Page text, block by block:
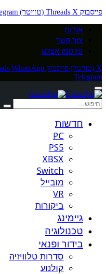
פייסבוק
Threads X (טוויטר)
אודות
צור קשר
פרסמו אצלנו
X (טוויטר) פייסבוק WhatsApp
Telegram
חדשות
PC
PS5
XBSX
Switch
מובייל
VR
ביקורות
גיימינג
טכנולוגיה
בידור ופנאי
סדרות טלוויזיה
קולנוע